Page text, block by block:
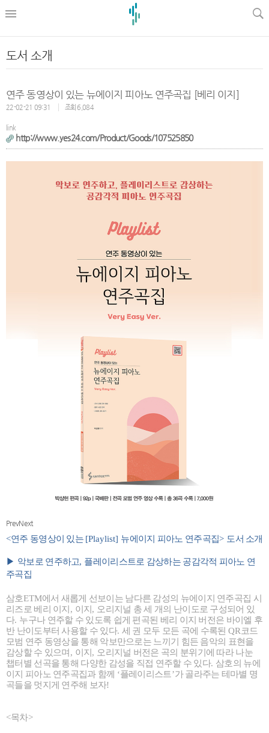
도서 소개
연주 동영상이 있는 뉴에이지 피아노 연주곡집 [베리 이지]
22-02-21 09:31 조회 6,084
link
http://www.yes24.com/Product/Goods/107525850
PrevNext
<연주 동영상이 있는 [Playlist] 뉴에이지 피아노 연주곡집> 도서 소개
▶ 악보로 연주하고, 플레이리스트로 감상하는 공감각적 피아노 연
주곡집
삼호ETM에서 새롭게 선보이는 남다른 감성의 뉴에이지 연주곡집 시
리즈로 베리 이지, 이지, 오리지널 총 세 개의 난이도로 구성되어 있
다. 누구나 연주할 수 있도록 쉽게 편곡된 베리 이지 버전은 바이엘 후
반 난이도부터 사용할 수 있다. 세 권 모두 모든 곡에 수록된 QR코드
모범 연주 동영상을 통해 악보만으로는 느끼기 힘든 음악의 표현을
감상할 수 있으며, 이지, 오리지널 버전은 곡의 분위기에 따라 나눈
챕터별 선곡을 통해 다양한 감성을 직접 연주할 수 있다. 삼호의 뉴에
이지 피아노 연주곡집과 함께 ‘플레이리스트’가 골라주는 테마별 명
곡들을 멋지게 연주해 보자!
<목차>